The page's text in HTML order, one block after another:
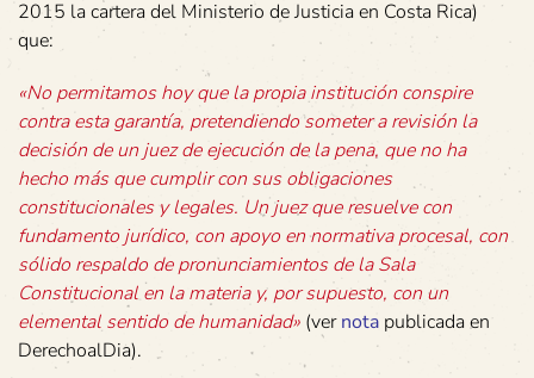
2015 la cartera del Ministerio de Justicia en Costa Rica)
que:
«No permitamos hoy que la propia institución conspire
contra esta garantía, pretendiendo someter a revisión la
decisión de un juez de ejecución de la pena, que no ha
hecho más que cumplir con sus obligaciones
constitucionales y legales. Un juez que resuelve con
fundamento jurídico, con apoyo en normativa procesal, con
sólido respaldo de pronunciamientos de la Sala
Constitucional en la materia y, por supuesto, con un
elemental sentido de humanidad» (vernota publicada en
DerechoalDia).